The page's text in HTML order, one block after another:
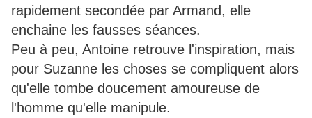
rapidement secondée par Armand, elle
enchaine les fausses séances.
Peu à peu, Antoine retrouve l'inspiration, mais
pour Suzanne les choses se compliquent alors
qu'elle tombe doucement amoureuse de
l'homme qu'elle manipule.